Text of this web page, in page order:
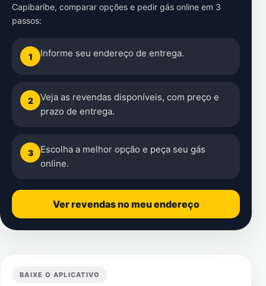
Capibaribe, comparar opções e pedir gás online em 3
passos:
1 Informe seu endereço de entrega.
2
Veja as revendas disponíveis, com preço e
prazo de entrega.
3
Escolha a melhor opção e peça seu gás
online.
Ver revendas no meu endereço
BAIXE O APLICATIVO